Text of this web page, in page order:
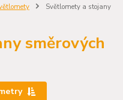
Světlomety a stojany
směrových